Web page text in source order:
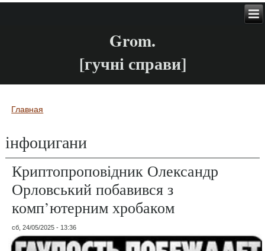
Grom.
[гучні справи]
Вы здесь
Главная
інфоцигани
Криптопроповідник Олександр
Орловський побавився з
комп’ютерним хробаком
сб, 24/05/2025 - 13:36